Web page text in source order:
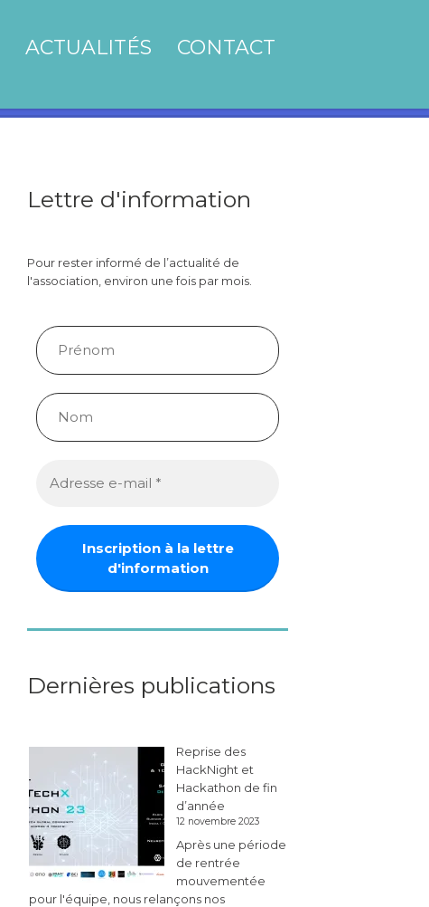
ACTUALITÉS CONTACT
Lettre d'information
Pour rester informé de l’actualité de
l'association, environ une fois par mois.
Dernières publications
Reprise des
HackNight et
Hackathon de fin
d’année
12 novembre 2023
Après une période
de rentrée
mouvementée
pour l'équipe, nous relançons nos